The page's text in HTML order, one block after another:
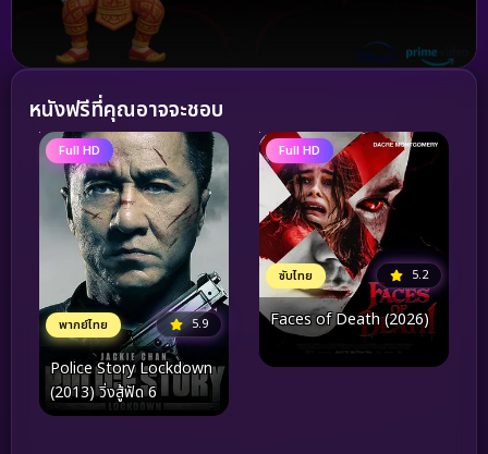
หนังฟรีที่คุณอาจจะชอบ
Full HD
พากย์ไทย 5.9
Police Story Lockdown
(2013) วิ่งสู้ฟัด 6
Full HD
ซับไทย 5.2
Faces of Death (2026)